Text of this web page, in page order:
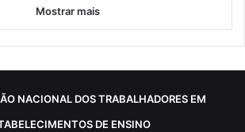
Mostrar mais
NACIONAL DOS TRABALHADORES EM
DE ENSINO